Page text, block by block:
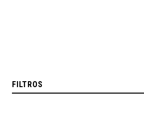
FILTROS